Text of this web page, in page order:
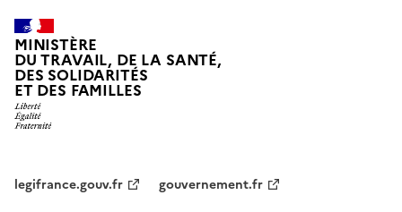
MINISTÈRE
DU TRAVAIL, DE LA SANTÉ,
DES SOLIDARITÉS
ET DES FAMILLES
legifrance.gouv.fr
gouvernement.fr